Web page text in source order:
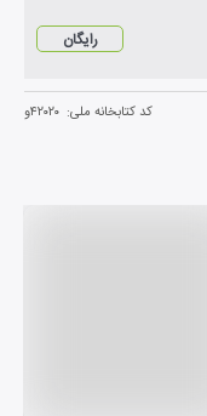
رایگان
کد کتابخانه ملی: ۴۲۰۲۰و